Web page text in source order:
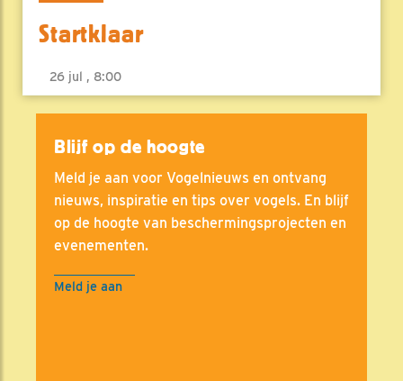
Startklaar
26 jul , 8:00
Blijf op de hoogte
Meld je aan voor Vogelnieuws en ontvang
nieuws, inspiratie en tips over vogels. En blijf
op de hoogte van beschermingsprojecten en
evenementen.
Meld je aan